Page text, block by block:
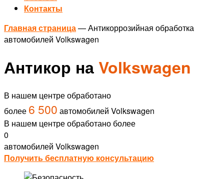
Контакты
Главная страница—Антикоррозийная обработка
автомобилей Volkswagen
Антикор на Volkswagen
В нашем центре обработано
более 6 500 автомобилей Volkswagen
В нашем центре обработано более
0
автомобилей Volkswagen
Получить бесплатную консультацию